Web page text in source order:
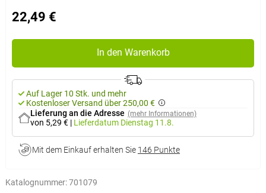
22,49 €
In den Warenkorb
Auf Lager 10 Stk. und mehr
Kostenloser Versand über 250,00 €
Lieferung an die Adresse (mehr Informationen)
von 5,29 € | Lieferdatum Dienstag 11.8.
Mit dem Einkauf erhalten Sie 146 Punkte
Katalognummer:701079